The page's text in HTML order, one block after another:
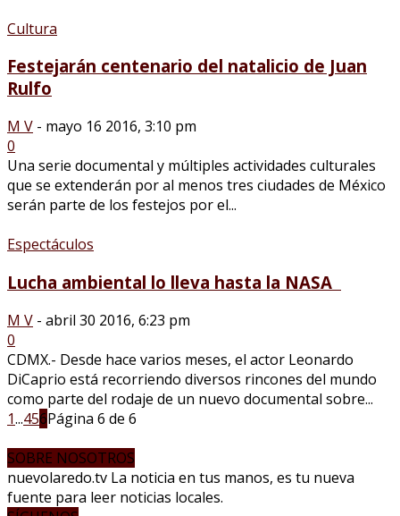
Cultura
Festejarán centenario del natalicio de Juan
Rulfo
M V - mayo 16 2016, 3:10 pm
0
Una serie documental y múltiples actividades culturales
que se extenderán por al menos tres ciudades de México
serán parte de los festejos por el...
Espectáculos
Lucha ambiental lo lleva hasta la NASA
M V - abril 30 2016, 6:23 pm
0
CDMX.- Desde hace varios meses, el actor Leonardo
DiCaprio está recorriendo diversos rincones del mundo
como parte del rodaje de un nuevo documental sobre...
1...456Página 6 de 6
SOBRE NOSOTROS
nuevolaredo.tv La noticia en tus manos, es tu nueva
fuente para leer noticias locales.